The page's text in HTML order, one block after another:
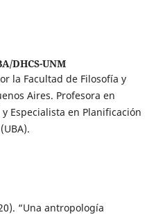
DHCS-UNM
la Facultad de Filosofía y
Aires. Profesora en
Especialista en Planificación
“Una antropología